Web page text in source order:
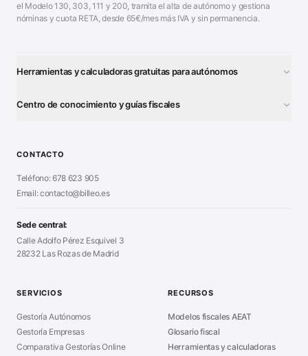
el Modelo 130, 303, 111 y 200, tramita el alta de autónomo y gestiona
nóminas y cuota RETA, desde 65€/mes más IVA y sin permanencia.
Herramientas y calculadoras gratuitas para autónomos
Generador Nóminas
■ Generador Presupuestos
Generador Facturas
■Modelo Nómina PDF
■Calculadora Vacaciones
Centro de conocimiento y guías fiscales
■Alta Autónomo Paso a Paso
Declaración Renta 2026
■Certificado Digital
■Sanciones Hacienda
■Asesoría en Madrid
CONTACTO
Teléfono: 678 623 905
Email: contacto@billeo.es
Sede central:
Calle Adolfo Pérez Esquivel 3
28232 Las Rozas de Madrid
SERVICIOS
Gestoría Autónomos
Gestoría Empresas
Comparativa Gestorías Online
RECURSOS
Modelos fiscales AEAT
Glosario fiscal
Herramientas y calculadoras